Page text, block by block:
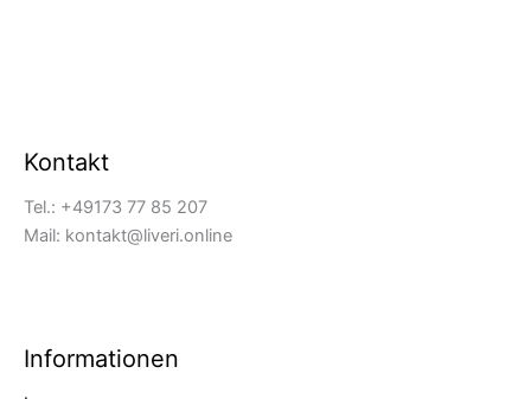
Kontakt
Tel.: +49173 77 85 207
Mail: kontakt@liveri.online
Informationen